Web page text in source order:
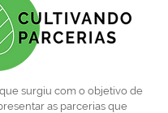
surgiu com o objetivo de
as parcerias que